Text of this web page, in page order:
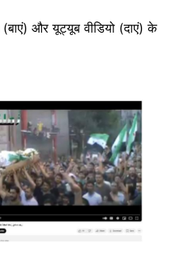
और यूट्यूब वीडियो (दाएं) के